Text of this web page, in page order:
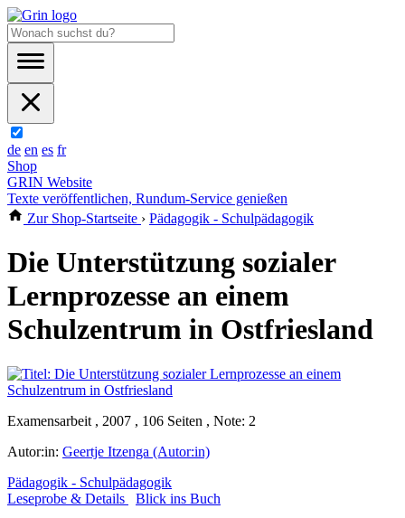
de en es fr
Shop
GRIN Website
Texte veröffentlichen, Rundum-Service genießen
Zur Shop-Startseite › Pädagogik - Schulpädagogik
Die Unterstützung sozialer
Lernprozesse an einem
Schulzentrum in Ostfriesland
Examensarbeit , 2007 , 106 Seiten , Note: 2
Autor:in: Geertje Itzenga (Autor:in)
Pädagogik - Schulpädagogik
Leseprobe & Details
Blick ins Buch